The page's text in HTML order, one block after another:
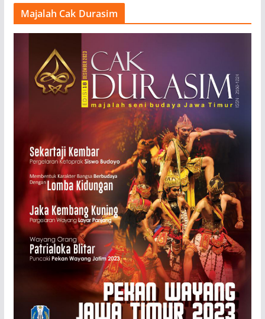
Majalah Cak Durasim